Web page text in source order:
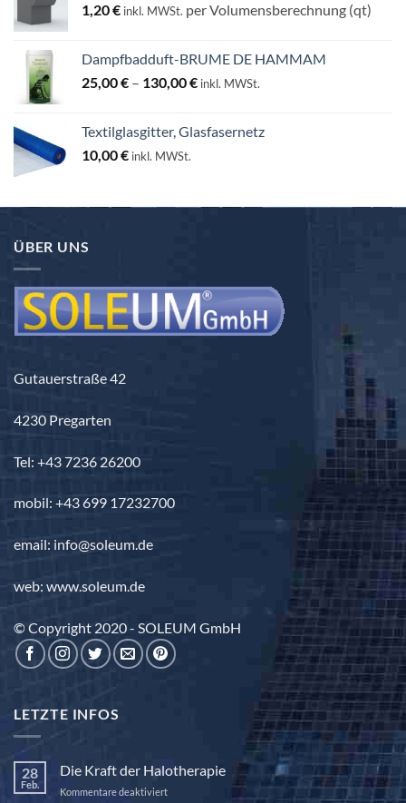
1,20€ inkl. MWSt. per Volumensberechnung (qt)
Dampfbadduft-BRUME DE HAMMAM
25,00€ – 130,00€Preisspanne:
130,00 €
inkl. MWSt.
Textilglasgitter, Glasfasernetz
10,00€ inkl. MWSt.
ÜBER UNS
Gutauerstraße 42
4230 Pregarten
Tel: +43 7236 26200
mobil: +43 699 17232700
email: info@soleum.de
web: www.soleum.de
© Copyright 2020 - SOLEUM GmbH
LETZTE INFOS
28
Feb.
Die Kraft der Halotherapie
Kommentare deaktiviertfür